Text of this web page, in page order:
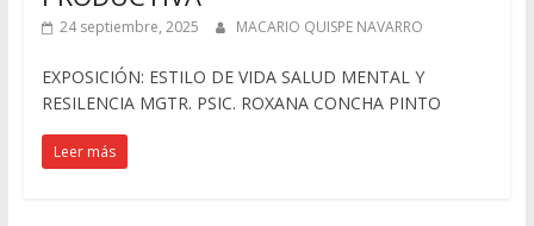
24 septiembre, 2025 MACARIO QUISPE NAVARRO
EXPOSICIÓN: ESTILO DE VIDA SALUD MENTAL Y
RESILENCIA MGTR. PSIC. ROXANA CONCHA PINTO
Leer más